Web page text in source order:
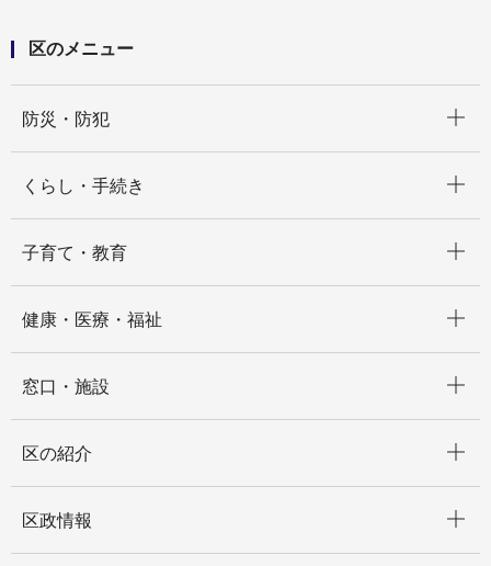
区のメニュー
防災・防犯
くらし・手続き
子育て・教育
健康・医療・福祉
窓口・施設
区の紹介
区政情報